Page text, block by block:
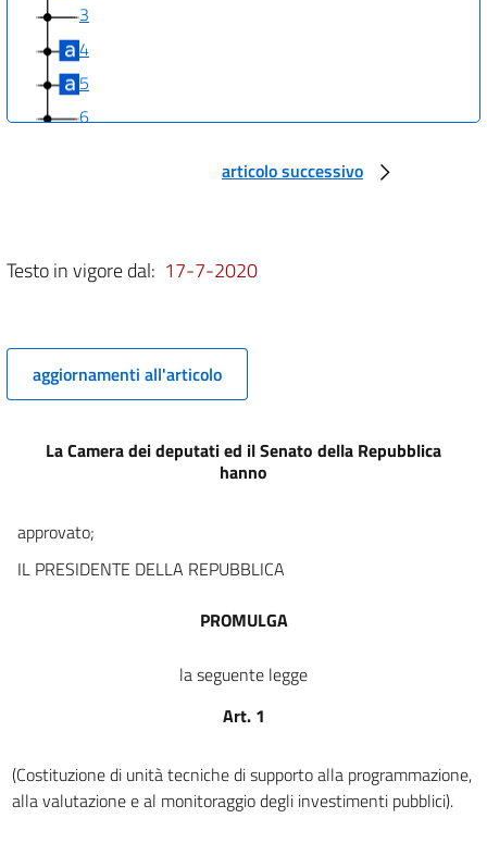
3
4
5
6
11
13
14
16
18
19
26
articolo successivo
Testo in vigore dal: 17-7-2020
aggiornamenti all'articolo
La Camera dei deputati ed il Senato della Repubblica
hanno
approvato;
IL PRESIDENTE DELLA REPUBBLICA
PROMULGA
la seguente legge
Art. 1
(Costituzione di unità tecniche di supporto alla programmazione,
alla valutazione e al monitoraggio degli investimenti pubblici).